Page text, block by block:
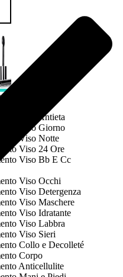
Viso Antieta
Viso Giorno
Viso Notte
Viso 24 Ore
Viso Bb E Cc
Viso Occhi
Viso Detergenza
Viso Maschere
Viso Idratante
Viso Labbra
Viso Sieri
Collo e Decolleté
Corpo
Anticellulite